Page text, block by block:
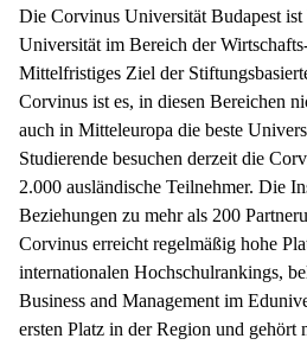
Die Corvinus Universität Budapest
Universität im Bereich der
Mittelfristiges Ziel der
Corvinus ist es, in diesen Bereichen
auch in Mitteleuropa die beste
Studierende besuchen derzeit die
2.000 ausländische Teilnehmer. Die
Beziehungen zu mehr als 200
Corvinus erreicht regelmäßig hohe
internationalen Hochschulrankings,
Business and Management im
ersten Platz in der Region und gehört